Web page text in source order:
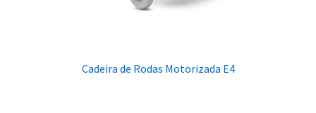
Cadeira de Rodas Motorizada E4